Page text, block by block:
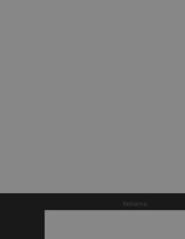
Reklama